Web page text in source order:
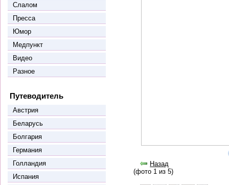
Слалом
Пресса
Юмор
Медпункт
Видео
Разное
Путеводитель
Австрия
Беларусь
Болгария
Германия
Голландия
Испания
Назад
(фото 1 из 5)